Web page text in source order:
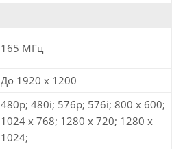
165 MГц
До 1920 x 1200
480p; 480i; 576p; 576i; 800 x 600;
1024 x 768; 1280 x 720; 1280 x
1024;